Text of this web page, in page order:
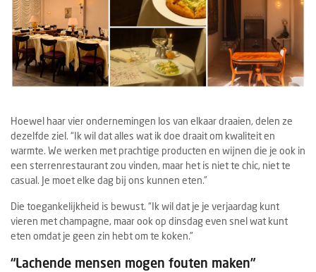
Hoewel haar vier ondernemingen los van elkaar draaien, delen ze
dezelfde ziel. “Ik wil dat alles wat ik doe draait om kwaliteit en
warmte. We werken met prachtige producten en wijnen die je ook in
een sterrenrestaurant zou vinden, maar het is niet te chic, niet te
casual. Je moet elke dag bij ons kunnen eten.”
Die toegankelijkheid is bewust. “Ik wil dat je je verjaardag kunt
vieren met champagne, maar ook op dinsdag even snel wat kunt
eten omdat je geen zin hebt om te koken.”
“Lachende mensen mogen fouten maken”